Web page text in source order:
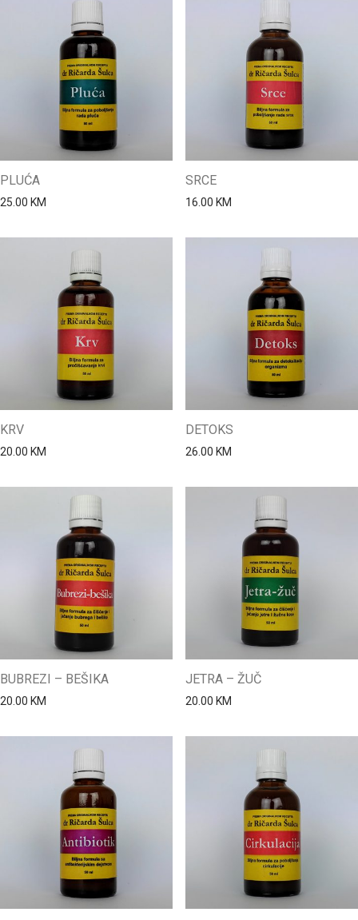
PLUĆA
25.00 KM
SRCE
16.00 KM
KRV
20.00 KM
DETOKS
26.00 KM
BUBREZI – BEŠIKA
20.00 KM
JETRA – ŽUČ
20.00 KM